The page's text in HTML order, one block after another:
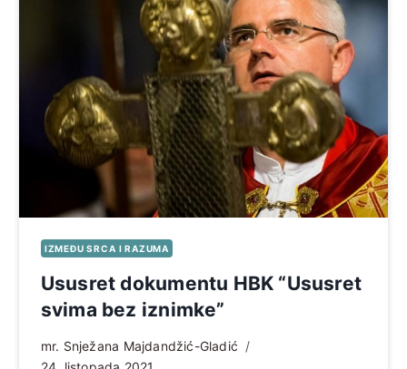
IZMEĐU SRCA I RAZUMA
Ususret dokumentu HBK “Ususret
svima bez iznimke”
mr. Snježana Majdandžić-Gladić